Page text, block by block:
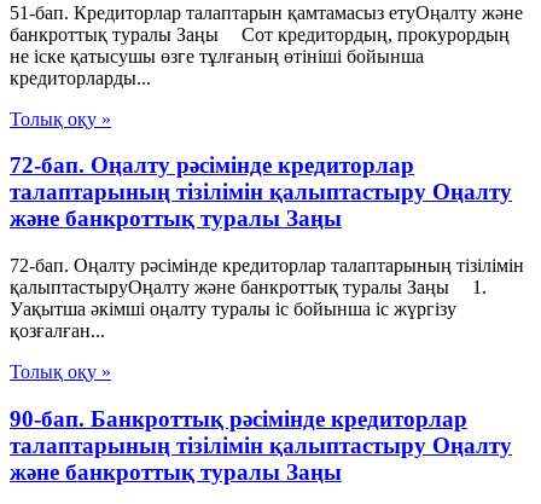
51-бап. Кредиторлар талаптарын қамтамасыз етуОңалту және
банкроттық туралы Заңы Сот кредитордың, прокурордың
не iске қатысушы өзге тұлғаның өтiнiшi бойынша
кредиторларды...
Толық оқу »
72-бап. Оңалту рәсімінде кредиторлар
талаптарының тізілімін қалыптастыру Оңалту
және банкроттық туралы Заңы
72-бап. Оңалту рәсімінде кредиторлар талаптарының тізілімін
қалыптастыруОңалту және банкроттық туралы Заңы 1.
Уақытша әкімші оңалту туралы іс бойынша іс жүргізу
қозғалған...
Толық оқу »
90-бап. Банкроттық рәсімінде кредиторлар
талаптарының тізілімін қалыптастыру Оңалту
және банкроттық туралы Заңы